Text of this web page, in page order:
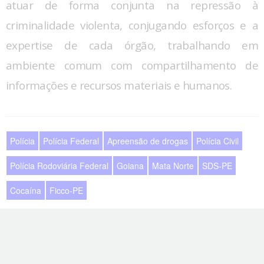
atuar de forma conjunta na repressão à
criminalidade violenta, conjugando esforços e a
expertise de cada órgão, trabalhando em
ambiente comum com compartilhamento de
informações e recursos materiais e humanos.
Polícia Polícia Federal Apreensão de drogas Polícia Civil
Polícia Rodoviária Federal Goiana Mata Norte SDS-PE
Cocaína Ficco-PE